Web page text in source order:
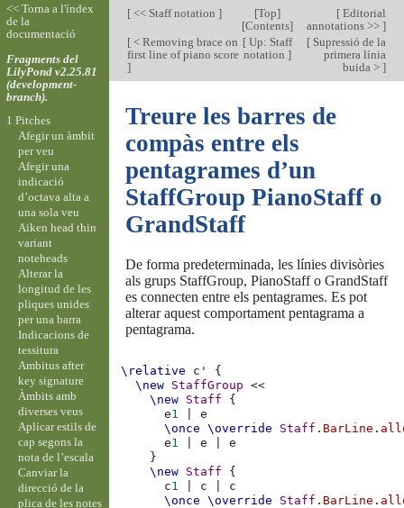
[<< Staff notation ] [Top]
[Contents]
[Editorial
annotations >> ]
[< Removing brace on
first line of piano score
]
[Up: Staff
notation ]
[Supressió de la
primera línia
buida > ]
Treure les barres de
compàs entre els
pentagrames d’un
StaffGroup PianoStaff o
GrandStaff
De forma predeterminada, les línies divisòries
als grups StaffGroup, PianoStaff o GrandStaff
es connecten entre els pentagrames. Es pot
alterar aquest comportament pentagrama a
pentagrama.
\relative c'
{
\new StaffGroup
<<
\new Staff
{
e1
e
\once
\override Staff . BarLine .
e1 e
e
}
\new Staff
{
c1 c
c
\once
\override Staff . BarLine .
<< Torna a l'índex
de la
documentació
Fragments del
LilyPond v2.25.81
(development-
branch).
1 Pitches
Afegir un àmbit
per veu
Afegir una
indicació
d’octava alta a
una sola veu
Aiken head thin
variant
noteheads
Alterar la
longitud de les
pliques unides
per una barra
Indicacions de
tessitura
Ambitus after
key signature
Àmbits amb
diverses veus
Aplicar estils de
cap segons la
nota de l’escala
Canviar la
direcció de la
plica de les notes